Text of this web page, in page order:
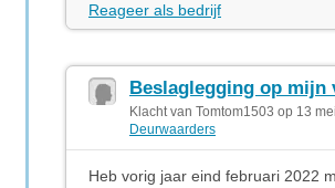
Reageer als bedrijf
Beslaglegging op mijn
Klacht van Tomtom1503 op 13
Deurwaarders
Heb vorig jaar eind februari 2022